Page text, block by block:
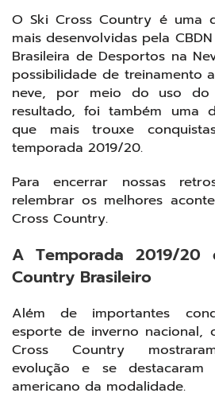
O Ski Cross Country é uma
mais desenvolvidas pela
Brasileira de Desportos na
possibilidade de treinamento
neve, por meio do uso do
resultado, foi também uma
que mais trouxe
temporada 2019/20.
Para encerrar nossas
relembrar os melhores
Cross Country.
A Temporada 2019/20
Country Brasileiro
Além de importantes
esporte de inverno nacional,
Cross Country
evolução e se
americano da modalidade.